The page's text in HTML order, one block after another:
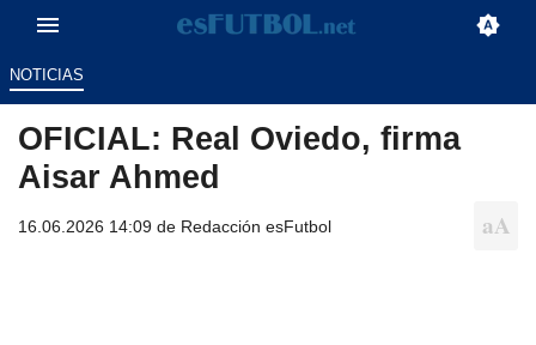
NOTICIAS
OFICIAL: Real Oviedo, firma
Aisar Ahmed
16.06.2026 14:09 de Redacción esFutbol